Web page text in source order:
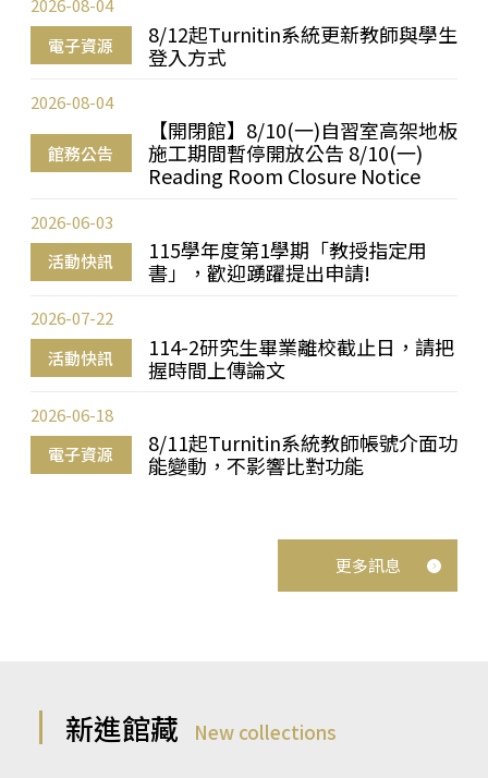
電子資源
8/12起Turnitin系統更新教師與學生
登入方式
2026-08-04
館務公告
【開閉館】8/10(一)自習室高架地板
施工期間暫停開放公告 8/10(一)
Reading Room Closure Notice
2026-08-04
活動快訊
115學年度第1學期「教授指定用
書」，歡迎踴躍提出申請!
2026-06-03
活動快訊
114-2研究生畢業離校截止日，請把
握時間上傳論文
2026-07-22
電子資源
8/11起Turnitin系統教師帳號介面功
能變動，不影響比對功能
2026-06-18
更多訊息
新進館藏 New collections